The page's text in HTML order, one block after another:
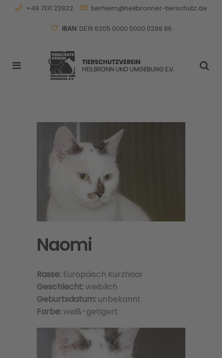
+49 7131 22822 tierheim@heilbronner-tierschutz.de
IBAN:DE19 6205 0000 0000 0288 86
Naomi
Rasse: Europäisch Kurzhaar
Geschlecht:weiblich
Geburtsdatum: unbekannt
Farbe:weiß-getigert